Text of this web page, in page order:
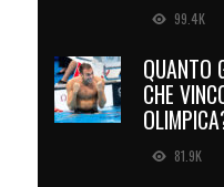
99.4K
QUANTO
CHE
81.9K